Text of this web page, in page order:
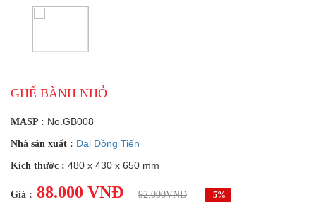
GHẾ BÀNH NHỎ
MASP : No.GB008
Nhà sản xuất : Đại Đồng Tiến
Kích thước : 480 x 430 x 650 mm
Giá : 88.000 VNĐ 92.000VNĐ -5%